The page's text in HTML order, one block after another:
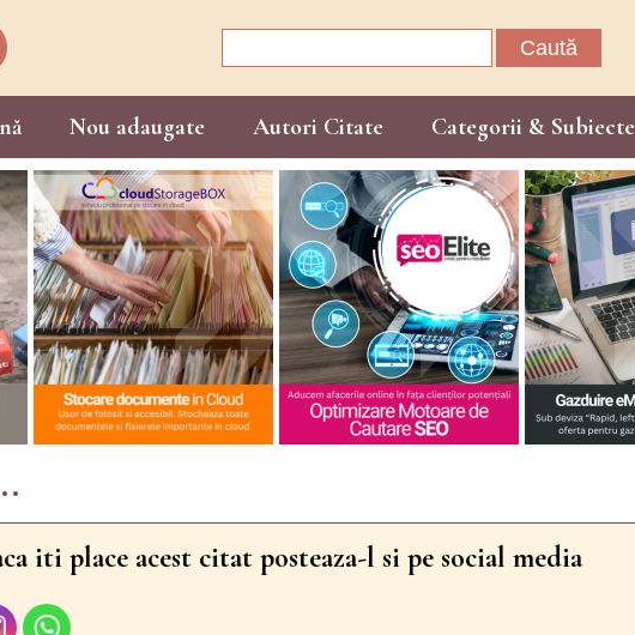
Nou adaugate Autori Citate Categorii & Subiecte
iti place acest citat posteaza-l si pe social media